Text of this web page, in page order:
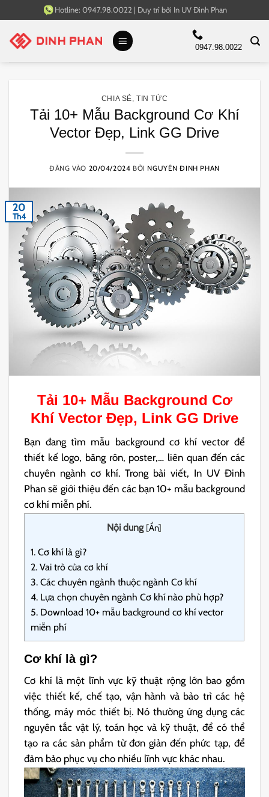
qua
nội
Hotline: 0947.98.0022 | Duy trì bởi In UV Đinh Phan
0947.98.0022
CHIA SẺ ,TIN TỨC
Tải 10+ Mẫu Background Cơ Khí
Vector Đẹp, Link GG Drive
ĐĂNG VÀO 20/04/2024 BỞI NGUYÊN ĐINH PHAN
20
Th4
Tải 10+ Mẫu Background Cơ
KhíVector Đẹp, Link GG Drive
Bạn đang tìm mẫu background cơ khí vector để
thiết kế logo, băng rôn, poster,… liên quan đến các
chuyên ngành cơ khí. Trong bài viết, In UV Đinh
Phan sẽ giới thiệu đến các bạn 10+ mẫu background
cơ khí miễn phí.
Nội dung [Ẩn]
1. Cơ khí là gì?
2. Vai trò của cơ khí
3. Các chuyên ngành thuộc ngành Cơ khí
4. Lựa chọn chuyên ngành Cơ khí nào phù hợp?
5. Download 10+ mẫu background cơ khí vector
miễn phí
Cơ khí là gì?
Cơ khí là một lĩnh vực kỹ thuật rộng lớn bao gồm
việc thiết kế, chế tạo, vận hành và bảo trì các hệ
thống, máy móc thiết bị. Nó thường ứng dụng các
nguyên tắc vật lý, toán học và kỹ thuật, để có thể
tạo ra các sản phẩm từ đơn giản đến phức tạp, để
đảm bảo phục vụ cho nhiều lĩnh vực khác nhau.